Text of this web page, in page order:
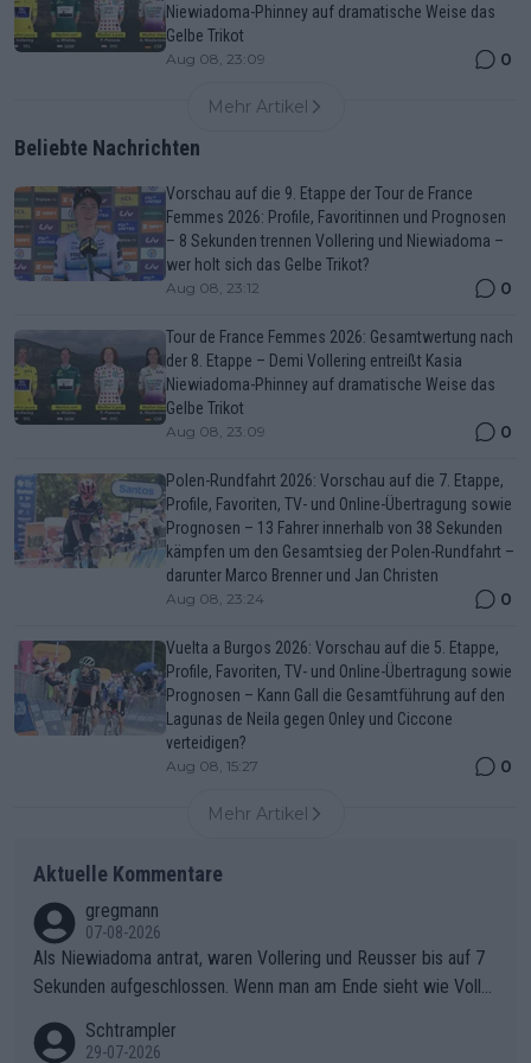
Niewiadoma-Phinney auf dramatische Weise das
Gelbe Trikot
Aug 08, 23:09 0
Mehr Artikel
Beliebte Nachrichten
Vorschau auf die 9. Etappe der Tour de France
Femmes 2026: Profile, Favoritinnen und Prognosen
– 8 Sekunden trennen Vollering und Niewiadoma –
wer holt sich das Gelbe Trikot?
Aug 08, 23:12 0
Tour de France Femmes 2026: Gesamtwertung nach
der 8. Etappe – Demi Vollering entreißt Kasia
Niewiadoma-Phinney auf dramatische Weise das
Gelbe Trikot
Aug 08, 23:09 0
Polen-Rundfahrt 2026: Vorschau auf die 7. Etappe,
Profile, Favoriten, TV- und Online-Übertragung sowie
Prognosen – 13 Fahrer innerhalb von 38 Sekunden
kämpfen um den Gesamtsieg der Polen-Rundfahrt –
darunter Marco Brenner und Jan Christen
Aug 08, 23:24 0
Vuelta a Burgos 2026: Vorschau auf die 5. Etappe,
Profile, Favoriten, TV- und Online-Übertragung sowie
Prognosen – Kann Gall die Gesamtführung auf den
Lagunas de Neila gegen Onley und Ciccone
verteidigen?
Aug 08, 15:27 0
Mehr Artikel
Aktuelle Kommentare
gregmann
07-08-2026
Als Niewiadoma antrat, waren Vollering und Reusser bis auf 7
Sekunden aufgeschlossen. Wenn man am Ende sieht wie Voller
ering die 7 Sekunden zu Niewiadoma nicht geschlossen hat un
Schtrampler
29-07-2026